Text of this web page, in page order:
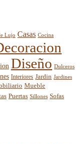
Lujo Casas Cocina
Diseño Dulceros
Interiores Jardin Jardines
Mueble
Puertas Sillones Sofas